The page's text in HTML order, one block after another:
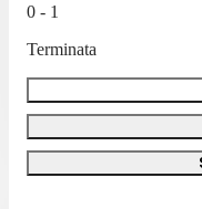
0 - 1
Terminata